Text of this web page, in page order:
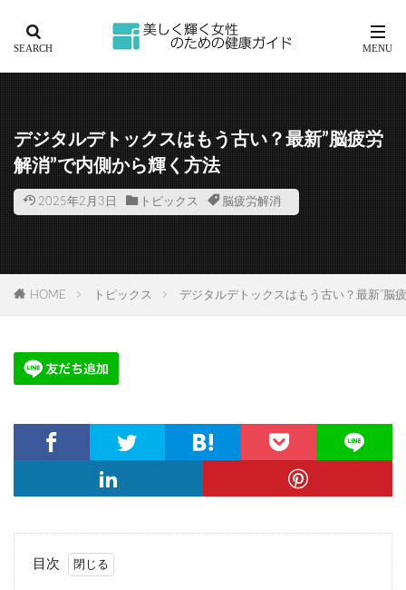
デジタルデトックスはもう古い？最新”脳疲労
解消”で内側から輝く方法
2025年2月3日 トピックス 脳疲労解消
HOME トピックス デジタルデトックスはもう古い？最新”脳
目次